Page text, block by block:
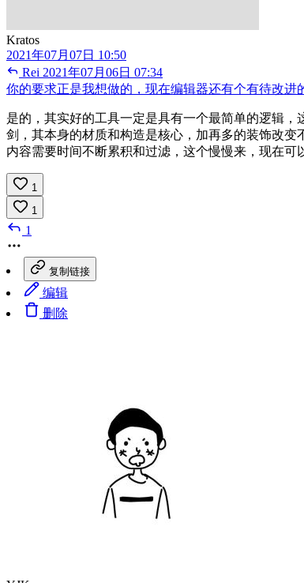
Kratos
2021年07月07日 10:50
Rei 2021年07月06日 07:34
你的要求正是我想做的，现在编辑器还有个有待改进
是的，其实好的工具一定是具有一个最简单的逻辑
剑，其本身的材质和构造是核心，加再多的装饰改变
内容需要时间不断累积和过滤，这个慢慢来，现在可
1
1
1
复制链接
编辑
删除